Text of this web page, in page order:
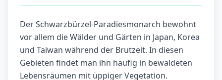
Der Schwarzbürzel-Paradiesmonarch bewohnt
vor allem die Wälder und Gärten in Japan, Korea
und Taiwan während der Brutzeit. In diesen
Gebieten findet man ihn häufig in bewaldeten
Lebensräumen mit üppiger Vegetation.